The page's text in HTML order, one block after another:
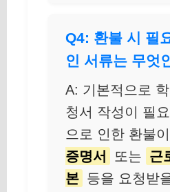
Q4: 환불 시 필
인 서류는 무엇
A: 기본적으로
청서 작성이 필
으로 인한 환불
증명서
또는 근
본 등을 요청받